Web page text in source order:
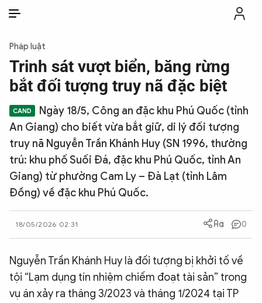
THỜI SỰ
CHỐNG DIỄN BIẾN HÒA BÌNH
CÔNG AN TRONG LÒNG DÂN
CÔNG NGHỆ
QUỐC TẾ
Pháp luật
Trinh sát vượt biển, băng rừng
bắt đối tượng truy nã đặc biệt
Ngày 18/5, Công an đặc khu Phú Quốc (tỉnh
An Giang) cho biết vừa bắt giữ, di lý đối tượng
truy nã Nguyễn Trần Khánh Huy (SN 1996, thường
trú: khu phố Suối Đá, đặc khu Phú Quốc, tỉnh An
Giang) từ phường Cam Ly – Đà Lạt (tỉnh Lâm
Đồng) về đặc khu Phú Quốc.
18/05/2026 02:31 0
Nguyễn Trần Khánh Huy là đối tượng bị khởi tố về
tội “Lạm dụng tín nhiệm chiếm đoạt tài sản” trong
vụ án xảy ra tháng 3/2023 và tháng 1/2024 tại TP